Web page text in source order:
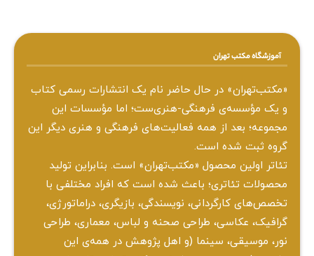
آموزشگاه مکتب تهران
«مکتب‌تهران» در حال حاضر نام یک انتشارات رسمی کتاب
و یک مؤسسه‌ی فرهنگی-هنری‌ست؛ اما مؤسسات این
مجموعه؛ بعد از همه‌ فعالیت‌های فرهنگی و هنری دیگر این
گروه ثبت شده است.
تئاتر اولین محصول «مکتب‌تهران» است. بنابراین تولید
محصولات تئاتری؛ باعث شده است که افراد مختلفی با
تخصص‌های کارگردانی، نویسندگی، بازیگری، دراماتورژی،
گرافیک، عکاسی، طراحی ‌صحنه و لباس، معماری، طراحی
نور، موسیقی، سینما (و اهل پژوهش در همه‌ی این